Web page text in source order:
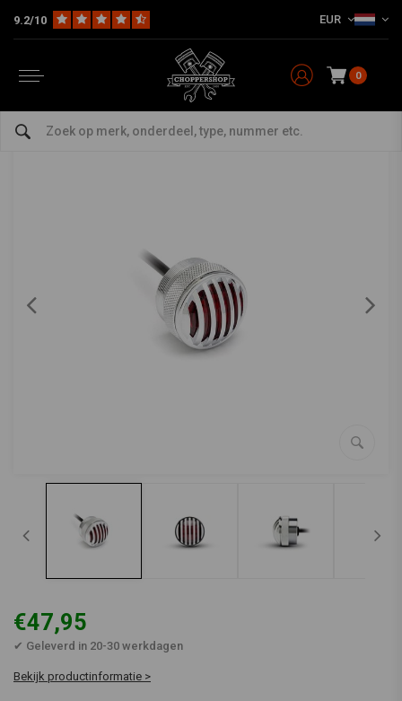
9.2/10 EUR
0
Merk / Style Bobber 1,65-inch Chrome Mini-inbouw CNC Billet Alum Prison Grill LED-stop / achterlicht
1,65-inch Chrome Mini-inbouw CNC Billet Alum
Prison Grill LED-stop / achterlicht
€47,95
✔ Geleverd in 20-30 werkdagen
Bekijk productinformatie >